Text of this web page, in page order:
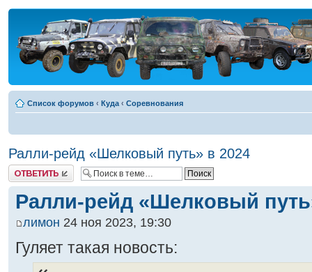
Список форумов ‹ Куда ‹ Соревнования
Ралли-рейд «Шелковый путь» в 2024
Ответить
Ралли-рейд «Шелковый
лимон 24 ноя 2023, 19:30
Гуляет такая новость: